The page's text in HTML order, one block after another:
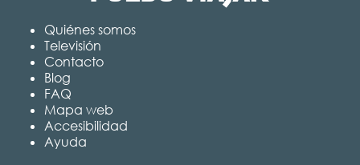
Quiénes somos
Televisión
Contacto
Blog
FAQ
Mapa web
Accesibilidad
Ayuda